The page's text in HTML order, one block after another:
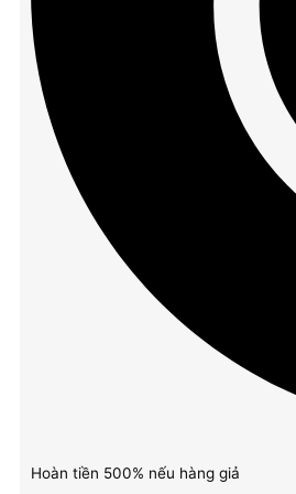
Hoàn tiền 500% nếu hàng giả